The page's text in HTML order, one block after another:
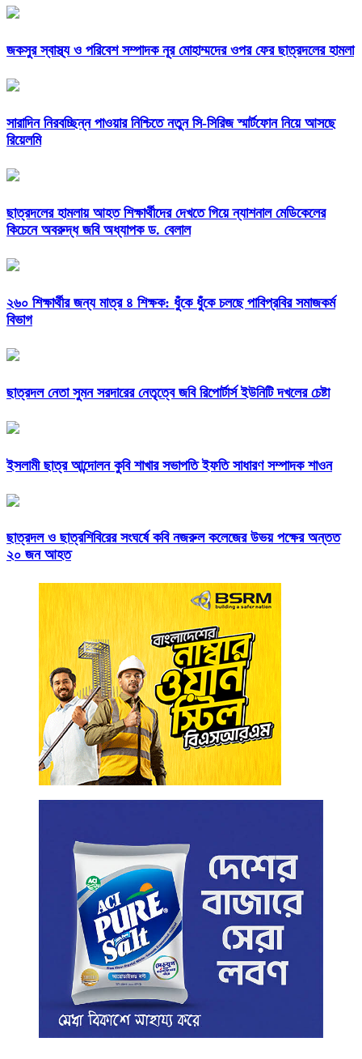
জকসুর স্বাস্থ্য ও পরিবেশ সম্পাদক নূর মোহাম্মদের ওপর ফের ছাত্রদলের হামলা
সারাদিন নিরবচ্ছিন্ন পাওয়ার নিশ্চিতে নতুন সি-সিরিজ স্মার্টফোন নিয়ে আসছে
রিয়েলমি
ছাত্রদলের হামলায় আহত শিক্ষার্থীদের দেখতে গিয়ে ন্যাশনাল মেডিকেলের
কিচেনে অবরুদ্ধ জবি অধ্যাপক ড. বেলাল
২৬০ শিক্ষার্থীর জন্য মাত্র ৪ শিক্ষক: ধুঁকে ধুঁকে চলছে পাবিপ্রবির সমাজকর্ম
বিভাগ
ছাত্রদল নেতা সুমন সরদারের নেতৃত্বে জবি রিপোর্টার্স ইউনিটি দখলের চেষ্টা
ইসলামী ছাত্র আন্দোলন কুবি শাখার সভাপতি ইফতি সাধারণ সম্পাদক শাওন
ছাত্রদল ও ছাত্রশিবিরের সংঘর্ষে কবি নজরুল কলেজের উভয় পক্ষের অন্তত
২০ জন আহত